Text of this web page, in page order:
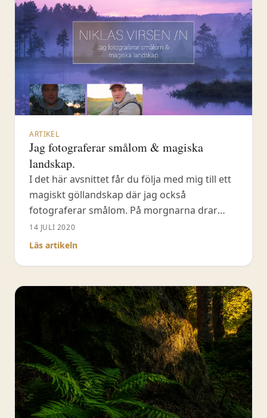
ARTIKEL
Jag fotograferar smålom & magiska
landskap.
I det här avsnittet får du följa med mig till ett
magiskt göllandskap där jag också
fotograferar smålom. På morgnarna drar
ofta dimman in över detta landskap och det
som hörs i fjärran är smålommens skri. Ta del
bege dig ut
14 JULI 2020
Läs artikeln